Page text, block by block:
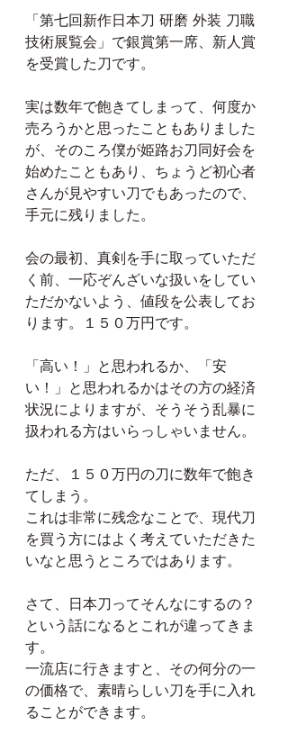
「第七回新作日本刀 研磨 外装 刀職
技術展覧会」で銀賞第一席、新人賞
を受賞した刀です。
実は数年で飽きてしまって、何度か
売ろうかと思ったこともありました
が、そのころ僕が姫路お刀同好会を
始めたこともあり、ちょうど初心者
さんが見やすい刀でもあったので、
手元に残りました。
会の最初、真剣を手に取っていただ
く前、一応ぞんざいな扱いをしてい
ただかないよう、値段を公表してお
ります。１５０万円です。
「高い！」と思われるか、「安
い！」と思われるかはその方の経済
状況によりますが、そうそう乱暴に
扱われる方はいらっしゃいません。
ただ、１５０万円の刀に数年で飽き
てしまう。
これは非常に残念なことで、現代刀
を買う方にはよく考えていただきた
いなと思うところではあります。
さて、日本刀ってそんなにするの？
という話になるとこれが違ってきま
す。
一流店に行きますと、その何分の一
の価格で、素晴らしい刀を手に入れ
ることができます。